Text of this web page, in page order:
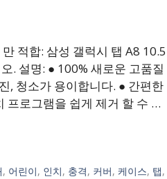
적합: 삼성 갤럭시 탭 A8 10.5
. 설명: ● 100% 새로운 고품질
, 청소가 용이합니다. ● 간편한
프로그램을 쉽게 제거 할 수 …
, 어린이, 인치, 충격, 커버,케이스, 탭,